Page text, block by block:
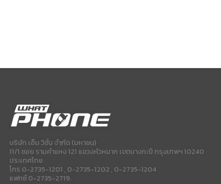
บริษัท เอ็ม วิชั่น จำกัด (มหาชน)
11/1 ซอย รามคำแหง 121 แขวงหัวหมาก เขตบางกะปี กรุงเทพฯ 10240
ประเทศไทย
โทร 0-2735-1201 , 0-2735-1202 , 0-2735-1204
แฟกซ์ 0-2735-2719.